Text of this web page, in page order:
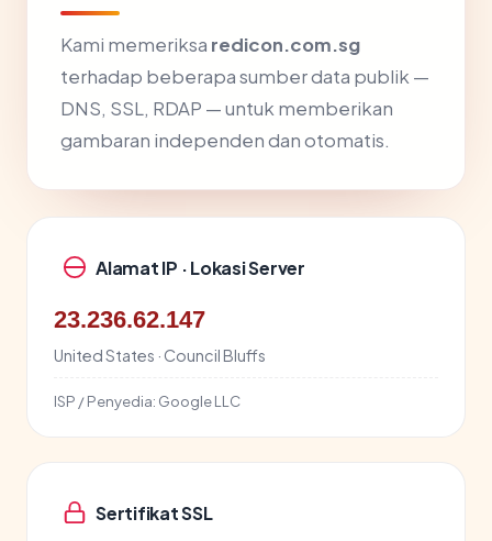
Kami memeriksa redicon.com.sg
terhadap beberapa sumber data publik —
DNS, SSL, RDAP — untuk memberikan
gambaran independen dan otomatis.
Alamat IP · Lokasi Server
23.236.62.147
United States · Council Bluffs
ISP / Penyedia: Google LLC
Sertifikat SSL